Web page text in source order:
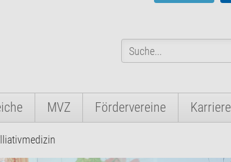
MVZ Fördervereine Karriere